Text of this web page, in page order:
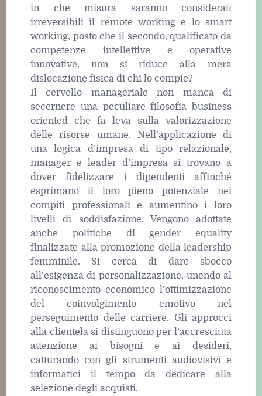
in che misura saranno considerati
irreversibili il remote working e lo smart
working, posto che il secondo, qualificato da
competenze intellettive e operative
innovative, non si riduce alla mera
dislocazione fisica di chi lo compie?
Il cervello manageriale non manca di
secernere una peculiare filosofia business
oriented che fa leva sulla valorizzazione
delle risorse umane. Nell’applicazione di
una logica d’impresa di tipo relazionale,
manager e leader d’impresa si trovano a
dover fidelizzare i dipendenti affinché
esprimano il loro pieno potenziale nei
compiti professionali e aumentino i loro
livelli di soddisfazione. Vengono adottate
anche politiche di gender equality
finalizzate alla promozione della leadership
femminile. Si cerca di dare sbocco
all’esigenza di personalizzazione, unendo al
riconoscimento economico l’ottimizzazione
del coinvolgimento emotivo nel
perseguimento delle carriere. Gli approcci
alla clientela si distinguono per l’accresciuta
attenzione ai bisogni e ai desideri,
catturando con gli strumenti audiovisivi e
informatici il tempo da dedicare alla
selezione degli acquisti.